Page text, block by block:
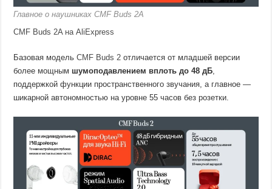
Главное о наушниках CMF Buds 2A
CMF Buds 2A на AliExpress
Базовая модельCMF Buds 2 отличается от младшей версии
более мощным шумоподавлением вплоть до 48 дБ,
поддержкой функции пространственного звучания, а главное —
шикарной автономностью на уровне 55 часов без розетки.